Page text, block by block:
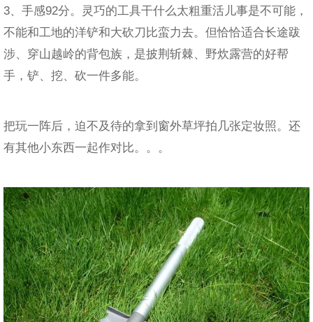
3、手感92分。灵巧的工具干什么太粗重活儿事是不可能，
不能和工地的洋铲和大砍刀比蛮力去。但恰恰适合长途跋
涉、穿山越岭的背包族，是披荆斩棘、野炊露营的好帮
手，铲、挖、砍一件多能。
把玩一阵后，迫不及待的拿到窗外草坪拍几张定妆照。还
有其他小东西一起作对比。。。